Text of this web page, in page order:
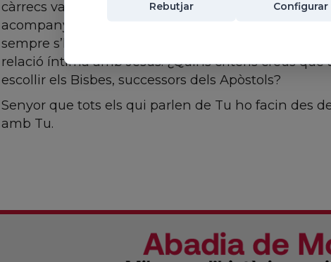
càrrecs vacants» proposa incorporar al grup dels
acompanyaren durant tot el temps que Jesús, el
sempre s’ha buscat que els successors dels
relació íntima amb Jesús. ¿Quins criteris creus que
escollir els Bisbes, successors dels Apòstols?
Senyor que tots els qui parlen de Tu ho facin des
amb Tu.
Rebutjar Configurar